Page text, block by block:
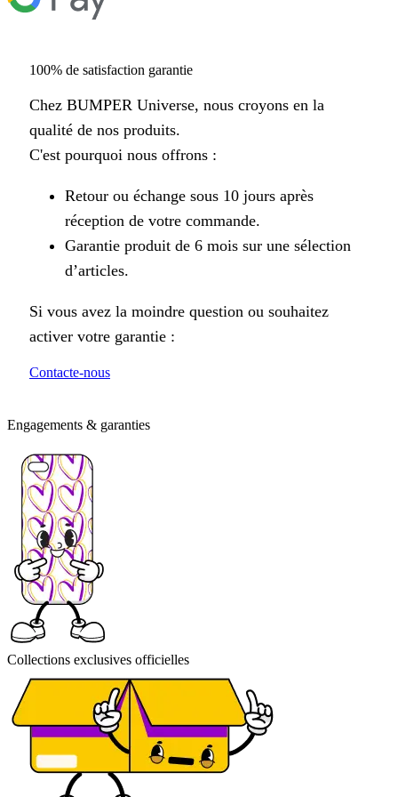
100% de satisfaction garantie
Chez BUMPER Universe, nous croyons en la
qualité de nos produits.
C'est pourquoi nous offrons :
Retour ou échange sous 10 jours après
réception de votre commande.
Garantie produit de 6 mois sur une sélection
d’articles.
Si vous avez la moindre question ou souhaitez
activer votre garantie :
Contacte-nous
Engagements & garanties
Collections exclusives officielles